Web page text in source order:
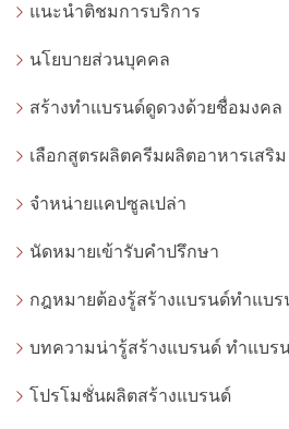
แนะนำติชมการบริการ
นโยบายส่วนบุคคล
สร้างทำแบรนด์ดูดวงด้วยชื่อมงคล
เลือกสูตรผลิตครีมผลิตอาหารเสริม
จำหน่ายแคปซูลเปล่า
นัดหมายเข้ารับคำปรึกษา
กฎหมายต้องรู้สร้างแบรนด์ทำแบร
บทความน่ารู้สร้างแบรนด์ ทำแบร
โปรโมชั่นผลิตสร้างแบรนด์